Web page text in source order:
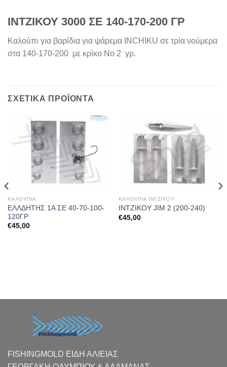
ΙΝΤΖΙΚΟΥ 3000 ΣΕ 140-170-200 ΓΡ
Καλούπι για βαρίδια για ψάρεμα INCHIKU σε τρία νούμερα
στα 140-170-200 με κρίκο Νο 2 γρ.
ΣΧΕΤΙΚΆ ΠΡΟΪΌΝΤΑ
ΚΑΛΟΥΠΙΑ
ΕΛΛΔΗΤΗΣ 1Α ΣΕ 40-70-100-
120ΓΡ
€45,00
ΚΑΛΟΥΠΙΑ ΙΝΤΖΙΚΟΥ
ΙΝΤΖΙΚΟΥ JIM 2 (200-240)
€45,00
FISHINGMOLD ΕΙΔΗ ΑΛΙΕΙΑΣ